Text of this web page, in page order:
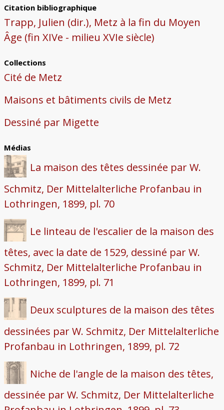
Citation bibliographique
Trapp, Julien (dir.), Metz à la fin du Moyen
Âge (fin XIVe - milieu XVIe siècle)
Collections
Cité de Metz
Maisons et bâtiments civils de Metz
Dessiné par Migette
Médias
La maison des têtes dessinée par W.
Schmitz, Der Mittelalterliche Profanbau in
Lothringen, 1899, pl. 70
Le linteau de l'escalier de la maison des
têtes, avec la date de 1529, dessiné par W.
Schmitz, Der Mittelalterliche Profanbau in
Lothringen, 1899, pl. 71
Deux sculptures de la maison des têtes
dessinées par W. Schmitz, Der Mittelalterliche
Profanbau in Lothringen, 1899, pl. 72
Niche de l'angle de la maison des têtes,
dessinée par W. Schmitz, Der Mittelalterliche